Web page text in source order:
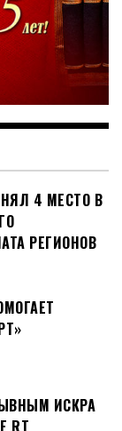
4 МЕСТО В
РЕГИОНОВ
ИСКРА
RT